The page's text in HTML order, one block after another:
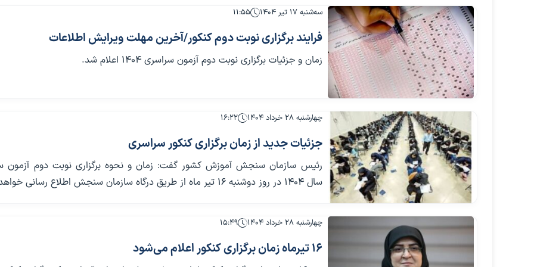
سه‌شنبه ۱۷ تیر ۱۴۰۴ ۱۱:۵۵
فرایند برگزاری نوبت دوم کنکور/آخرین مهلت ویرایش اطلاعات
زمان و جزئیات برگزاری نوبت دوم آزمون سراسری ۱۴۰۴ اعلام شد.
چهارشنبه ۲۸ خرداد ۱۴۰۴ ۱۶:۲۲
جزئیات جدید از زمان برگزاری کنکور سراسری
رئیس سازمان سنجش آموزش کشور گفت: زمان و نحوه برگزاری نوبت دوم آزمون
سال ۱۴۰۴ در روز دوشنبه ۱۶ تیر ماه از طریق درگاه سازمان سنجش اطلاع رسانی خواهد شد.
چهارشنبه ۲۸ خرداد ۱۴۰۴ ۱۵:۴۹
۱۶ تیرماه زمان برگزاری کنکور اعلام می‌شود